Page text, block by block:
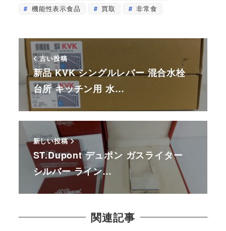
機能性表示食品
買取 非常食
古い投稿
新品 KVK シングルレバー 混合水栓
台所 キッチン用 水…
新しい投稿
ST.Dupont デュポン ガスライター
シルバー ライン…
関連記事